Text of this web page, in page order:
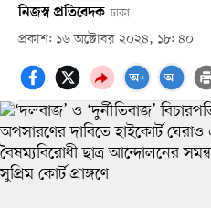
নিজস্ব প্রতিবেদক ঢাকা
প্রকাশ: ১৬ অক্টোবর ২০২৪, ১৮: ৪০